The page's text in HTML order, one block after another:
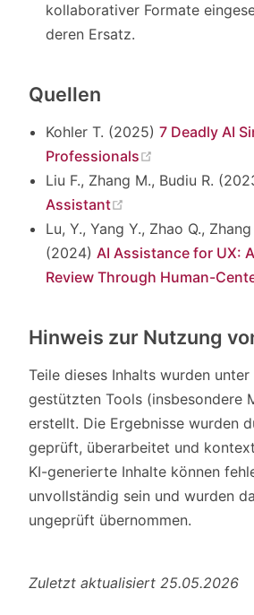
kollaborativer Formate
deren Ersatz.
Quellen
Kohler T. (2025)7 Deadly AI
Professionals
Liu F., Zhang M., Budiu R.
Assistant
Lu, Y., Yang Y., Zhao Q.,
(2024)AI Assistance for UX:
Review Through Human-
Hinweis zur Nutzung
Teile dieses Inhalts wurden
gestützten Tools (insbesondere
erstellt. Die Ergebnisse wurden
geprüft, überarbeitet und
KI-generierte Inhalte können
unvollständig sein und wurden
ungeprüft übernommen.
Zuletzt aktualisiert 25.05.2026